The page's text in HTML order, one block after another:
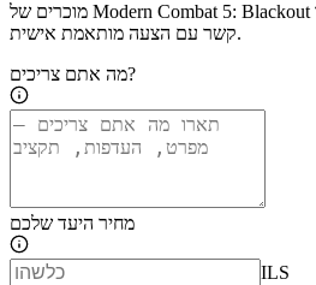
מוכרים של Modern Combat 5: Blackout יראו את הבקשה שלכם ויצרו
קשר עם הצעה מותאמת אישית.
מה אתם צריכים?
מחיר היעד שלכם
ILS